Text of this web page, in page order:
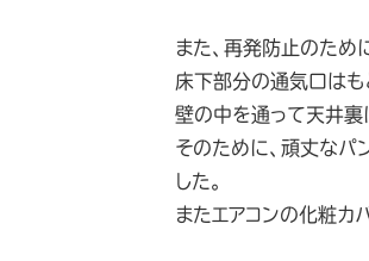
また、再発防止のため
床下部分の通気口はも
壁の中を通って天井裏
そのために、頑丈なパ
した。
またエアコンの化粧カ